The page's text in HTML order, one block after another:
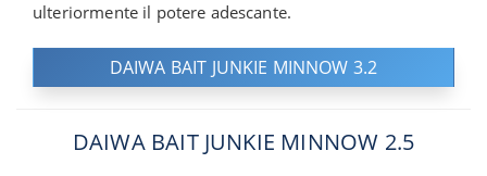
ulteriormente il potere adescante.
DAIWA BAIT JUNKIE MINNOW 3.2
DAIWA BAIT JUNKIE MINNOW 2.5